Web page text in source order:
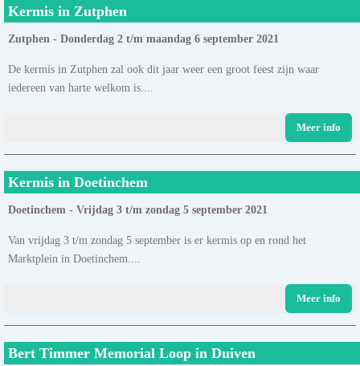
Kermis in Zutphen
Zutphen - Donderdag 2 t/m maandag 6 september 2021
De kermis in Zutphen zal ook dit jaar weer een groot feest zijn waar
iedereen van harte welkom is....
Meer info
Kermis in Doetinchem
Doetinchem - Vrijdag 3 t/m zondag 5 september 2021
Van vrijdag 3 t/m zondag 5 september is er kermis op en rond het
Marktplein in Doetinchem....
Meer info
Bert Timmer Memorial Loop in Duiven